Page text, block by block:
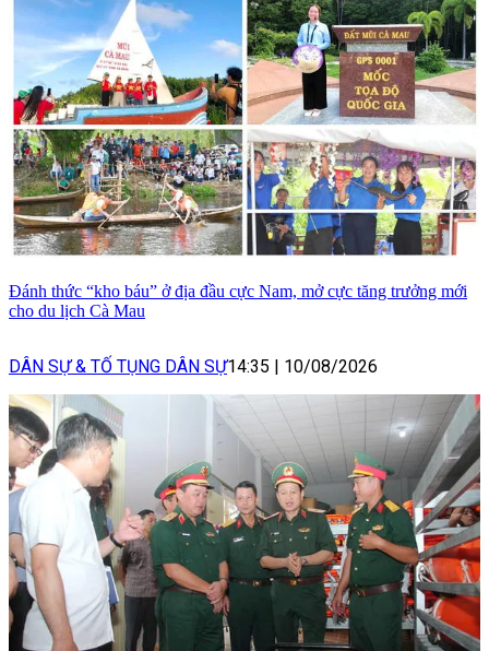
Đánh thức “kho báu” ở địa đầu cực Nam, mở cực tăng trưởng mới
cho du lịch Cà Mau
DÂN SỰ & TỐ TỤNG DÂN SỰ14:35 | 10/08/2026